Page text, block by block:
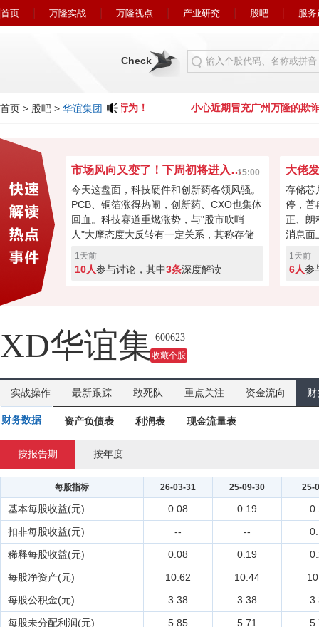
首页 万隆实战 万隆视点 产业研究 股吧 服
Check
首页 > 股吧 > 华谊集团
期冒充广州万隆的欺诈行为！ 小心近期冒充广州万隆的欺诈
市场风向又变了！下周初将进入关键窗口？15:00
今天这盘面，科技硬件和创新药各领风骚。
PCB、铜箔涨得热闹，创新药、CXO也集体
回血。科技赛道重燃涨势，与"股市吹哨
人"大摩态度大反转有一定关系，其称存储
最悲观过去，市场焦点要转向资本回馈，回
购、现金流或将成新催化。经过本周的连续
1天前
10人参与讨论，其中3条深度解读
存储芯
停，普
正、朗
消息面
长速
芯片
1天前
6人参
XD华谊集 600623
收藏个股
实战操作 最新跟踪 敢死队 重点关注 资金流向
财务数据 资产负债表 利润表 现金流量表
按报告期 按年度
每股指标 26-03-31 25-09-30 25-
基本每股收益(元) 0.08 0.19
扣非每股收益(元)
-- --
稀释每股收益(元)
0.08 0.19
每股净资产(元)
10.62 10.44
每股公积金(元)
3.38 3.38
每股未分配利润(元)
5.85 5.71